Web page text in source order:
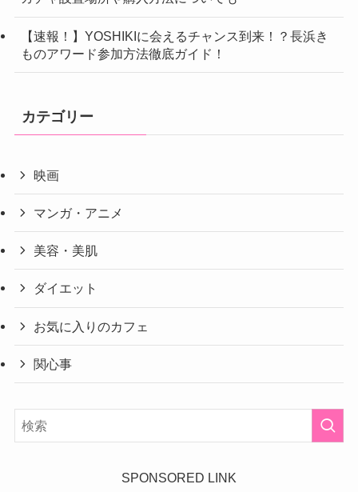
【速報！】YOSHIKIに会えるチャンス到来！？長浜き
ものアワード参加方法徹底ガイド！
カテゴリー
映画
マンガ・アニメ
美容・美肌
ダイエット
お気に入りのカフェ
関心事
SPONSORED LINK